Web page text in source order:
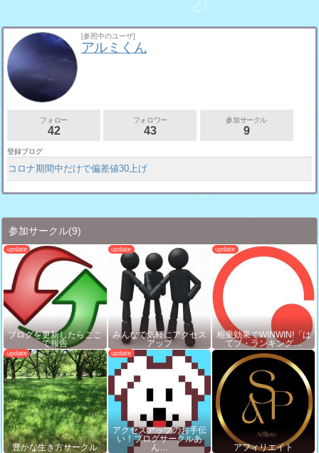
[参照中のユーザ]
アルミくん
フォロー
42
フォロワー
43
参加サークル
9
登録ブログ
コロナ期間中だけで偏差値30上げ
参加サークル(9)
ブログを更新したらここ
で報告
みんなで気軽にアクセス
アップ
相乗効果でWINWIN!「は
てブ・ランキング…
豊かな生き方サークル
アクセスアップのお手伝
い！ブログサークルあ
ん…
アフィリエイト